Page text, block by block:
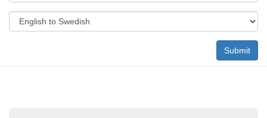
Submit